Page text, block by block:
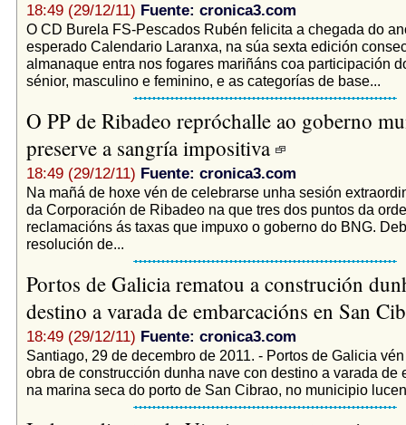
18:49 (29/12/11) Fuente: cronica3.com
O CD Burela FS-Pescados Rubén felicita a chegada do
esperado Calendario Laranxa, na súa sexta edición
almanaque entra nos fogares mariñáns coa participación
sénior, masculino e feminino, e as categorías de base...
O PP de Ribadeo repróchalle ao goberno
preserve a sangría impositiva
18:49 (29/12/11) Fuente: cronica3.com
Na mañá de hoxe vén de celebrarse unha sesión
da Corporación de Ribadeo na que tres dos puntos da
reclamacións ás taxas que impuxo o goberno do BNG.
resolución de...
Portos de Galicia rematou a construción
destino a varada de embarcacións en San
18:49 (29/12/11) Fuente: cronica3.com
Santiago, 29 de decembro de 2011. - Portos de Galicia
obra de construcción dunha nave con destino a varada de
na marina seca do porto de San Cibrao, no municipio